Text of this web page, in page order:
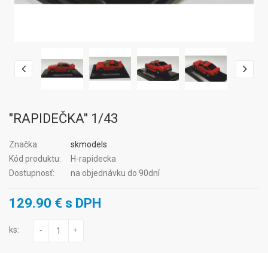
"RAPIDEČKA" 1/43
Značka:
skmodels
Kód produktu:
H-rapidecka
Dostupnosť:
na objednávku do 90dní
129.90 € s DPH
ks: - +